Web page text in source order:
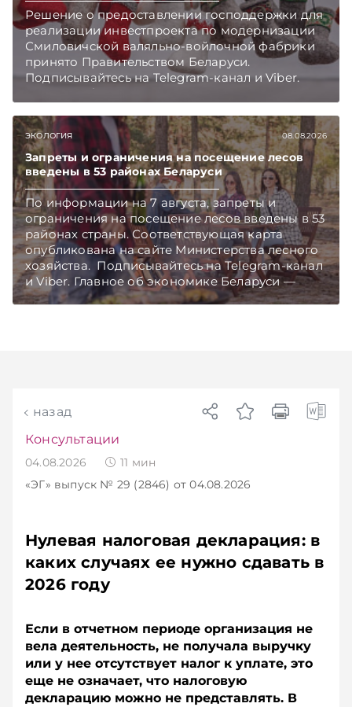
Решение о предоставлении господдержки для
реализации инвестпроекта по модернизации
Смиловичской валяльно-войлочной фабрики
принято Правительством Беларуси.
Подписывайтесь на Telegram‑канал и Viber.
Главное об экономике Беларуси — раньше,
ЭКОЛОГИЯ 08.08.2026
Запреты и ограничения на посещение лесов
введены в 53 районах Беларуси
По информации на 7 августа, запреты и
ограничения на посещение лесов введены в 53
районах страны. Соответствующая карта
опубликована на сайте Министерства лесного
хозяйства. Подписывайтесь на Telegram‑канал
и Viber. Главное об экономике Беларуси —
раньше, чем в новостях TelegramViber
назад
Консультации
04.08.2026 11 мин
«ЭГ» выпуск № 29 (2846) от 04.08.2026
Нулевая налоговая декларация: в
каких случаях ее нужно сдавать в
2026 году
Если в отчетном периоде организация не
вела деятельность, не получала выручку
или у нее отсутствует налог к уплате, это
еще не означает, что налоговую
декларацию можно не представлять. В